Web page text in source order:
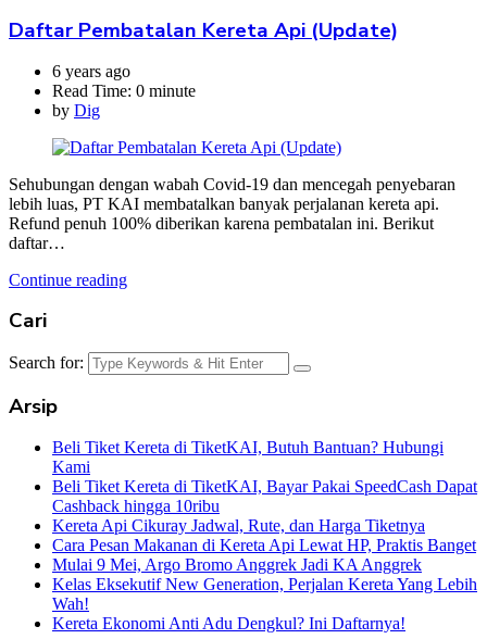
Daftar Pembatalan Kereta Api (Update)
6 years ago
Read Time: 0 minute
by Dig
Sehubungan dengan wabah Covid-19 dan mencegah penyebaran
lebih luas, PT KAI membatalkan banyak perjalanan kereta api.
Refund penuh 100% diberikan karena pembatalan ini. Berikut
daftar…
Continue reading
Cari
Search for:
Arsip
Beli Tiket Kereta di TiketKAI, Butuh Bantuan? Hubungi
Kami
Beli Tiket Kereta di TiketKAI, Bayar Pakai SpeedCash Dapat
Cashback hingga 10ribu
Kereta Api Cikuray Jadwal, Rute, dan Harga Tiketnya
Cara Pesan Makanan di Kereta Api Lewat HP, Praktis Banget
Mulai 9 Mei, Argo Bromo Anggrek Jadi KA Anggrek
Kelas Eksekutif New Generation, Perjalan Kereta Yang Lebih
Wah!
Kereta Ekonomi Anti Adu Dengkul? Ini Daftarnya!